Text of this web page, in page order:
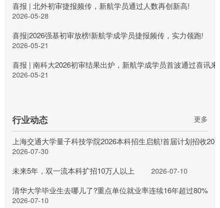
喜报 | 北外初审捷报频传，新航学员通过人数再创新高!
2026-05-28
喜报|2026强基初审放榜!新航学成学员捷报频传，实力领跑!
2026-05-21
喜报 | 南科大2026初审结果出炉，新航学成学员首波通过喜讯来
2026-05-21
行业动态 更多
上海交通大学量子科技学院2026本科招生启航!首届计划招收20
2026-07-30
未来5年，双一流本科扩招10万人以上 2026-07-10
清华大学毕业生去哪儿了?重点单位就业率连续16年超过80%
2026-07-10